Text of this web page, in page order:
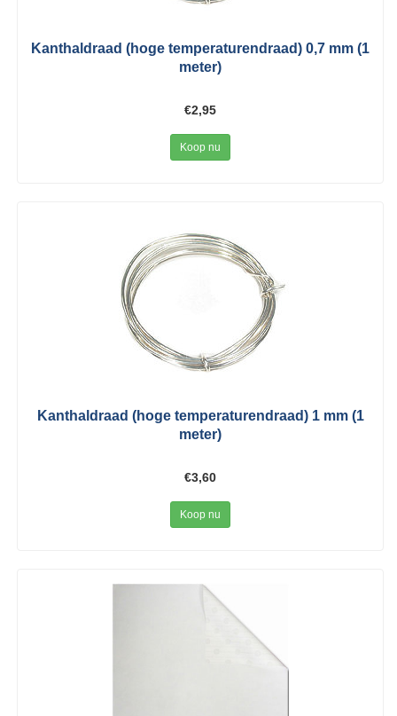
Kanthaldraad (hoge temperaturendraad) 0,7 mm (1
meter)
€2,95
Koop nu
Kanthaldraad (hoge temperaturendraad) 1 mm (1
meter)
€3,60
Koop nu